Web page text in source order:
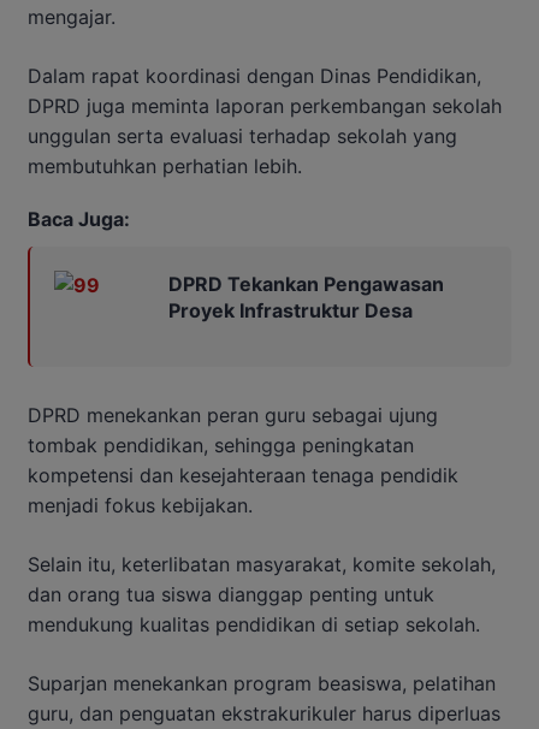
mengajar.
Dalam rapat koordinasi dengan Dinas Pendidikan,
DPRD juga meminta laporan perkembangan sekolah
unggulan serta evaluasi terhadap sekolah yang
membutuhkan perhatian lebih.
Baca Juga:
DPRD Tekankan Pengawasan
Proyek Infrastruktur Desa
DPRD menekankan peran guru sebagai ujung
tombak pendidikan, sehingga peningkatan
kompetensi dan kesejahteraan tenaga pendidik
menjadi fokus kebijakan.
Selain itu, keterlibatan masyarakat, komite sekolah,
dan orang tua siswa dianggap penting untuk
mendukung kualitas pendidikan di setiap sekolah.
Suparjan menekankan program beasiswa, pelatihan
guru, dan penguatan ekstrakurikuler harus diperluas